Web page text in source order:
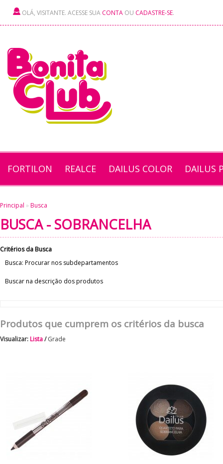
OLÁ, VISITANTE. ACESSE SUA CONTA OU CADASTRE-SE.
FORTILON REALCE DAILUS COLOR DAILUS
Principal » Busca
BUSCA - SOBRANCELHA
Critérios da Busca
Busca: Procurar nos subdepartamentos
Buscar na descrição dos produtos
Produtos que cumprem os critérios da busca
Visualizar:Lista/Grade